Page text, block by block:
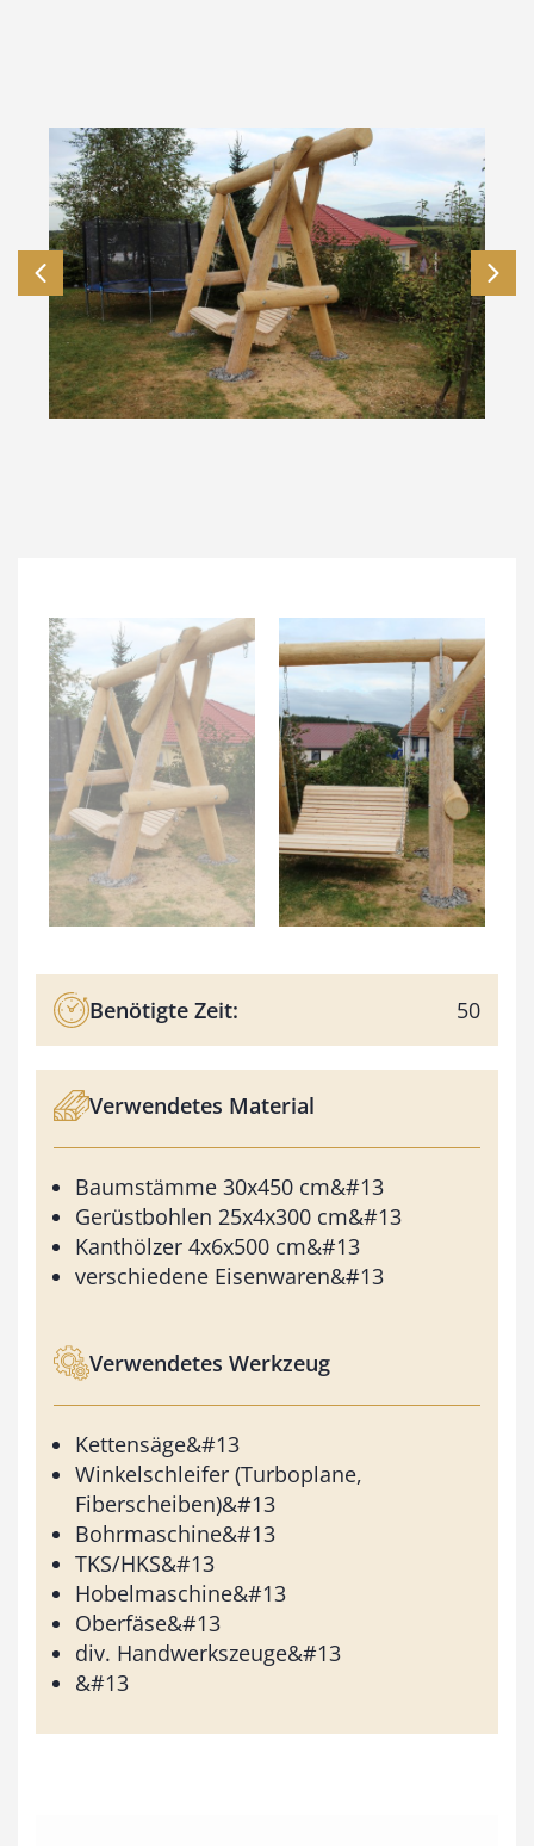
Benötigte Zeit: 50
Verwendetes Material
Baumstämme 30x450 cm&#13
Gerüstbohlen 25x4x300 cm&#13
Kanthölzer 4x6x500 cm&#13
verschiedene Eisenwaren&#13
Verwendetes Werkzeug
Kettensäge&#13
Winkelschleifer (Turboplane,
Fiberscheiben)&#13
Bohrmaschine&#13
TKS/HKS&#13
Hobelmaschine&#13
Oberfäse&#13
div. Handwerkszeuge&#13
&#13